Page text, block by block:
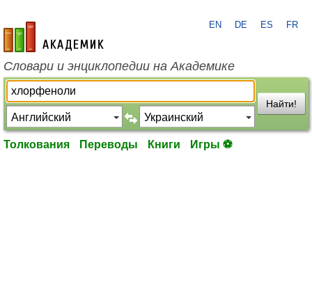
academic.ru
EN DE ES FR
Словари и энциклопедии на Академике
Найти!
Толкования Переводы Книги Игры ⚽